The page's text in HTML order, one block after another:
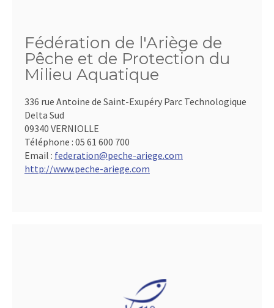
Fédération de l'Ariège de
Pêche et de Protection du
Milieu Aquatique
336 rue Antoine de Saint-Exupéry Parc Technologique
Delta Sud
09340 VERNIOLLE
Téléphone : 05 61 600 700
Email : federation@peche-ariege.com
http://www.peche-ariege.com